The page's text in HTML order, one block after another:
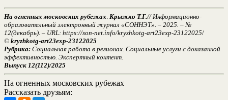
На огненных московских рубежах. Крыжко Т.Г.// Информационно-
образовательный электронный журнал «СОННЭТ». – 2025. – №
12(декабрь). – URL: https://son-net.info/kryzhkotg-art23exp-23122025/
© kryzhkotg-art23exp-23122025
Рубрика: Социальная работа в регионах. Социальные услуги с доказанной
эффективностью. Экспертный контент.
Выпуск 12(112)/2025
На огненных московских рубежах
Рассказать друзьям: